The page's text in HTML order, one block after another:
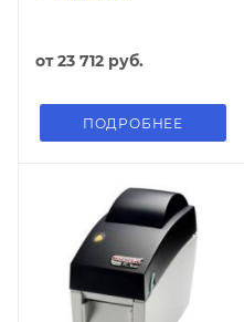
от23 712 руб.
ПОДРОБНЕЕ